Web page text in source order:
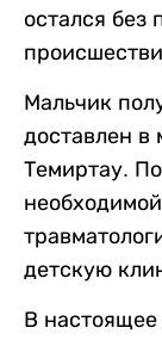
остался без
Мальчик
доставлен в
Темиртау.
детскую
В настоящее